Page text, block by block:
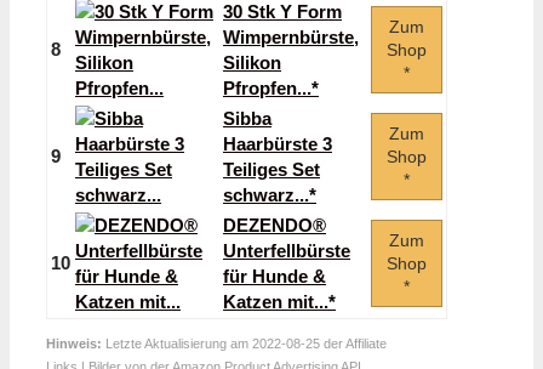
8
30 Stk Y Form
Wimpernbürste,
Silikon
Pfropfen...*
Zum
Shop
*
9
Sibba
Haarbürste 3
Teiliges Set
schwarz...*
Zum
Shop
*
10
DEZENDO®
Unterfellbürste
für Hunde &
Katzen mit...*
Zum
Shop
*
Hinweis: Letzte Aktualisierung am 2022-08-25 der Affiliate